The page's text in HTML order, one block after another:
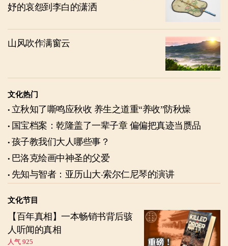
妤的哀怨到李白的潇洒
山风吹作满窗云
文化热门
立秋知了嘶鸣应秋收 养生之道重“养收”防秋燥
国宝档案：乾隆盖了一辈子章 偏偏把真迹当赝品
孩子教我们大人哪些事？
巴洛克绘画中神圣的父爱
先知与智者：亚历山大‧索尔仁尼琴的演讲
文化节目
【百年真相】一本畅销书背后骇
人听闻的真相
人气 925